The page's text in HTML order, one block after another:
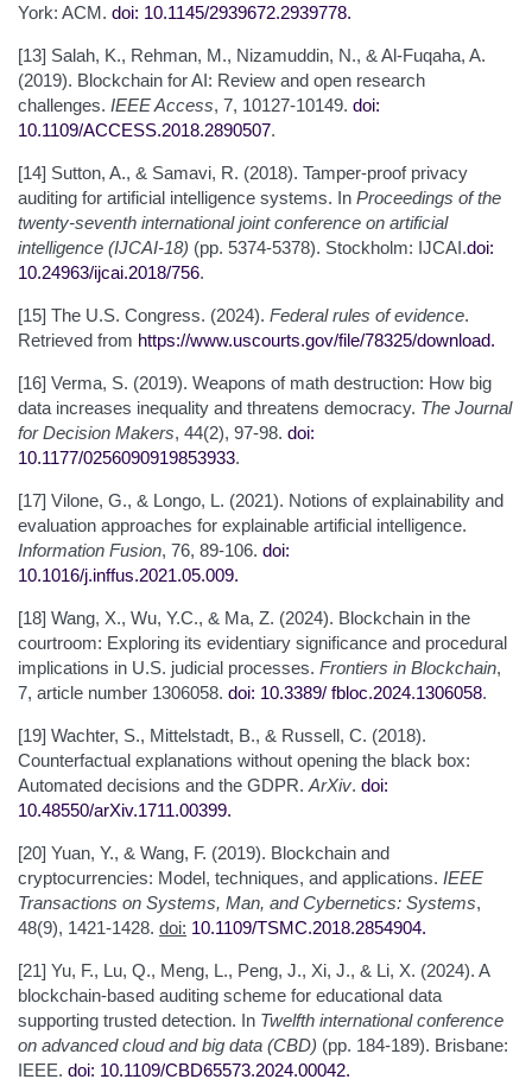
York: ACM. doi: 10.1145/2939672.2939778.
[13] Salah, K., Rehman, M., Nizamuddin, N., & Al-Fuqaha, A.
(2019). Blockchain for AI: Review and open research
challenges. IEEE Access, 7, 10127-10149. doi:
10.1109/ACCESS.2018.2890507.
[14] Sutton, A., & Samavi, R. (2018). Tamper-proof privacy
auditing for artificial intelligence systems. In Proceedings of the
twenty-seventh international joint conference on artificial
intelligence (IJCAI-18) (pp. 5374-5378). Stockholm: IJCAI.doi:
10.24963/ijcai.2018/756.
[15] The U.S. Congress. (2024). Federal rules of evidence.
Retrieved from https://www.uscourts.gov/file/78325/download.
[16] Verma, S. (2019). Weapons of math destruction: How big
data increases inequality and threatens democracy. The Journal
for Decision Makers, 44(2), 97-98. doi:
10.1177/0256090919853933.
[17] Vilone, G., & Longo, L. (2021). Notions of explainability and
evaluation approaches for explainable artificial intelligence.
Information Fusion, 76, 89-106. doi:
10.1016/j.inffus.2021.05.009.
[18] Wang, X., Wu, Y.C., & Ma, Z. (2024). Blockchain in the
courtroom: Exploring its evidentiary significance and procedural
implications in U.S. judicial processes. Frontiers in Blockchain,
7, article number 1306058. doi: 10.3389/ fbloc.2024.1306058.
[19] Wachter, S., Mittelstadt, B., & Russell, C. (2018).
Counterfactual explanations without opening the black box:
Automated decisions and the GDPR. ArXiv. doi:
10.48550/arXiv.1711.00399.
[20] Yuan, Y., & Wang, F. (2019). Blockchain and
cryptocurrencies: Model, techniques, and applications. IEEE
Transactions on Systems, Man, and Cybernetics: Systems,
48(9), 1421-1428. doi: 10.1109/TSMC.2018.2854904.
[21] Yu, F., Lu, Q., Meng, L., Peng, J., Xi, J., & Li, X. (2024). A
blockchain-based auditing scheme for educational data
supporting trusted detection. In Twelfth international conference
on advanced cloud and big data (CBD) (pp. 184-189). Brisbane:
IEEE. doi: 10.1109/CBD65573.2024.00042.